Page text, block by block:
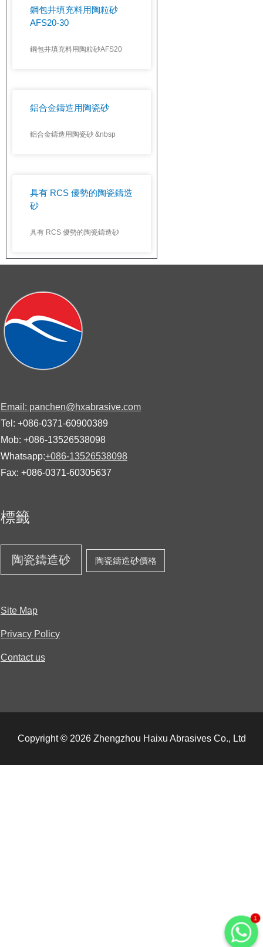
鋼包井填充料用陶粒砂
AFS20-30
鋼包井填充料用陶粒砂AFS20
鋁合金鑄造用陶瓷砂
鋁合金鑄造用陶瓷砂 &nbsp
具有 RCS 優勢的陶瓷鑄造
砂
具有 RCS 優勢的陶瓷鑄造砂
Email: panchen@hxabrasive.com
Tel: +086-0371-60900389
Mob: +086-13526538098
Whatsapp:+086-13526538098
Fax: +086-0371-60305637
標籤
陶瓷鑄造砂 陶瓷鑄造砂價格
Site Map
Privacy Policy
Contact us
Copyright © 2026 Zhengzhou Haixu Abrasives Co., Ltd
1